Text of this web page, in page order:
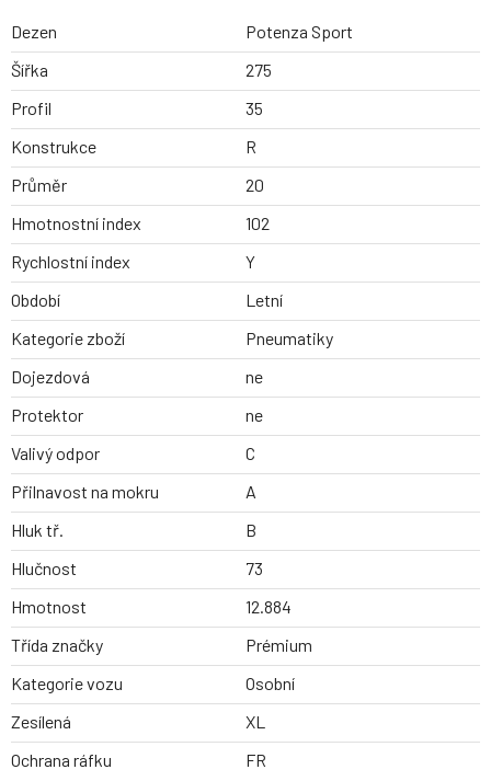
Dezen
Potenza Sport
Šířka
275
Profil
35
Konstrukce
R
Průměr
20
Hmotnostní index
102
Rychlostní index
Y
Období
Letní
Kategorie zboží
Pneumatiky
Dojezdová
ne
Protektor
ne
Valivý odpor
C
Přilnavost na mokru
A
Hluk tř.
B
Hlučnost
73
Hmotnost
12.884
Třída značky
Prémium
Kategorie vozu
Osobní
Zesílená
XL
Ochrana ráfku
FR